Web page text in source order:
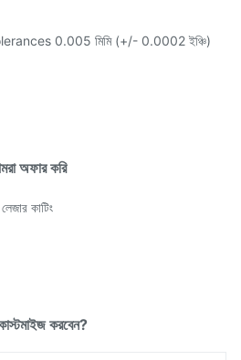
tolerances 0.005 মিমি (+/- 0.0002 ইঞ্চি)
অফার করি
কাটিং
করবেন?